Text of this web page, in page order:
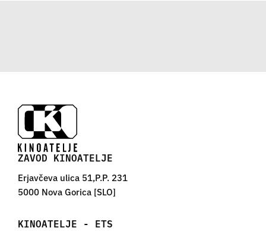
ZAVOD KINOATELJE
Erjavčeva ulica 51,P.P. 231
5000 Nova Gorica [SLO]
KINOATELJE - ETS